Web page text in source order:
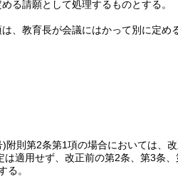
る請願として処理するものとする。
、教育長が会議にはかって別に定める
)附則第2条第1項の場合においては、
適用せず、改正前の第2条、第3条
る。